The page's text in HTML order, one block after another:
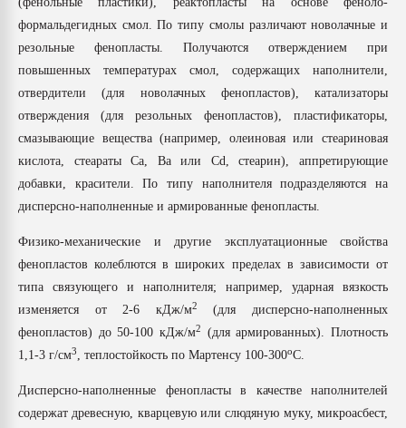
ПЕРЕЙТИ НА
формальдегидных смол. По типу смолы различают новолачные и
резольные фенопласты. Получаются отверждением при
повышенных температурах смол, содержащих наполнители,
отвердители (для новолачных фенопластов), катализаторы
отверждения (для резольных фенопластов), пластификаторы,
смазывающие вещества (например, олеиновая или стеариновая
кислота, стеараты Ca, Ba или Cd, стеарин), аппретирующие
добавки, красители. По типу наполнителя подразделяются на
дисперсно-наполненные и армированные фенопласты.
Физико-механические и другие эксплуатационные свойства
фенопластов колеблются в широких пределах в зависимости от
типа связующего и наполнителя; например, ударная вязкость
изменяется от 2-6 кДж/м2
(для дисперсно-наполненных
фенопластов) до 50-100 кДж/м2
(для армированных). Плотность
1,1-3 г/см3, теплостойкость по Мартенсу 100-300оС.
Дисперсно-наполненные фенопласты в качестве наполнителей
содержат древесную, кварцевую или слюдяную муку, микроасбест,